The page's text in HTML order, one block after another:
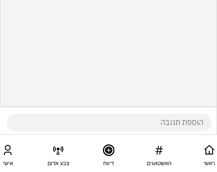
ראשי האשטאגים דיווח צבע אדום אישי